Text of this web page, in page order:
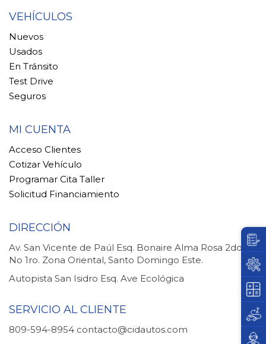
VEHÍCULOS
Nuevos
Usados
En Tránsito
Test Drive
Seguros
MI CUENTA
Acceso Clientes
Cotizar Vehículo
Programar Cita Taller
Solicitud Financiamiento
DIRECCIÓN
Av. San Vicente de Paúl Esq. Bonaire Alma Rosa 2do.
No 1ro. Zona Oriental, Santo Domingo Este.
Autopista San Isidro Esq. Ave Ecológica
SERVICIO AL CLIENTE
809-594-8954 contacto@cidautos.com